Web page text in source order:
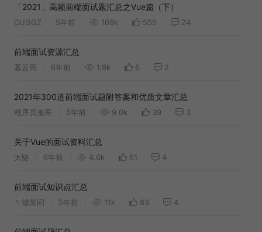
「2021」高频前端面试题汇总之Vue篇（下）
CUGGZ 5年前 169k 555 24
前端面试资源汇总
暮云间 6年前 1.9k 6 2
2021年300道前端面试题附答案和优质文章汇总
程序员鬼哥 5年前 9.0k 39 3
关于Vue的面试资料汇总
大骆 6年前 4.6k 61 4
前端面试知识点汇总
丶德莱问 5年前 11k 83 4